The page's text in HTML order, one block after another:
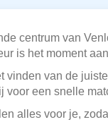
centrum van
is het moment
vinden van de
voor een snelle
alles voor je,